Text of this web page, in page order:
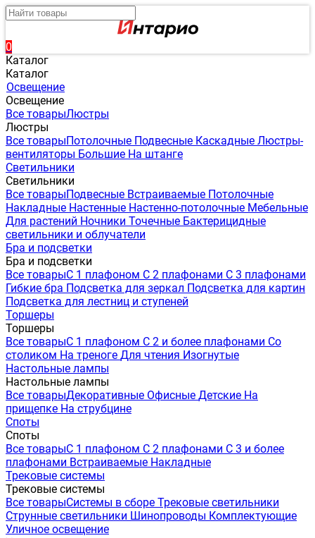
0
Каталог
Каталог
Освещение
Освещение
Все товарыЛюстры
Люстры
Все товарыПотолочные Подвесные Каскадные Люстры-
вентиляторы Большие На штанге
Светильники
Светильники
Все товарыПодвесные Встраиваемые Потолочные
Накладные Настенные Настенно-потолочные Мебельные
Для растений Ночники Точечные Бактерицидные
светильники и облучатели
Бра и подсветки
Бра и подсветки
Все товарыС 1 плафоном С 2 плафонами С 3 плафонами
Гибкие бра Подсветка для зеркал Подсветка для картин
Подсветка для лестниц и ступеней
Торшеры
Торшеры
Все товарыС 1 плафоном С 2 и более плафонами Со
столиком На треноге Для чтения Изогнутые
Настольные лампы
Настольные лампы
Все товарыДекоративные Офисные Детские На
прищепке На струбцине
Споты
Споты
Все товарыС 1 плафоном С 2 плафонами С 3 и более
плафонами Встраиваемые Накладные
Трековые системы
Трековые системы
Все товарыСистемы в сборе Трековые светильники
Струнные светильники Шинопроводы Комплектующие
Уличное освещение